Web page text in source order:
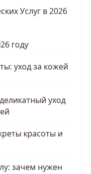
Услуг в 2026
году
уход за кожей
уход
красоты и
зачем нужен